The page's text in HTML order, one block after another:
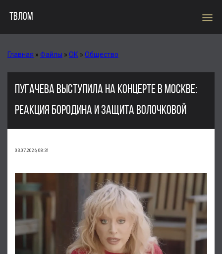
ТВЛОМ menu
Главная » Файлы » ОК » Общество
ПУГАЧЕВА ВЫСТУПИЛА НА КОНЦЕРТЕ В МОСКВЕ:
РЕАКЦИЯ БОРОДИНА И ЗАЩИТА ВОЛОЧКОВОЙ
03.07.2026, 08:31